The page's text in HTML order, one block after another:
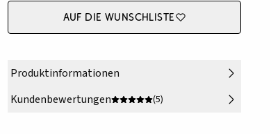
Auf die Wunschliste
Produktinformationen
Kundenbewertungen
(5)